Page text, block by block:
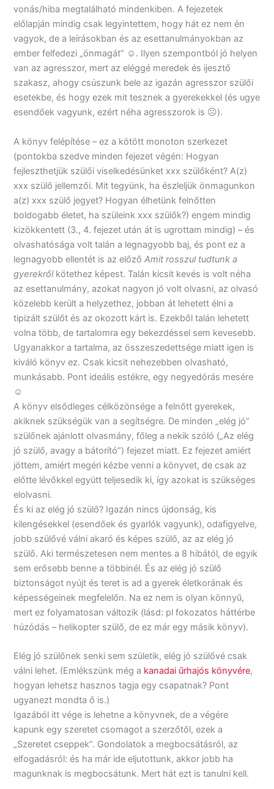
vonás/hiba megtalálható mindenkiben. A fejezetek
előlapján mindig csak legyintettem, hogy hát ez nem én
vagyok, de a leírásokban és az esettanulmányokban az
ember felfedezi „önmagát” ☺. Ilyen szempontból jó helyen
van az agresszor, mert az eléggé meredek és ijesztő
szakasz, ahogy csúszunk bele az igazán agresszor szülői
esetekbe, és hogy ezek mit tesznek a gyerekekkel (és ugye
esendőek vagyunk, ezért néha agresszorok is ☹).
A könyv felépítése – ez a kötött monoton szerkezet
(pontokba szedve minden fejezet végén: Hogyan
fejleszthetjük szülői viselkedésünket xxx szülőként? A(z)
xxx szülő jellemzői. Mit tegyünk, ha észleljük önmagunkon
a(z) xxx szülő jegyet? Hogyan élhetünk felnőtten
boldogabb életet, ha szüleink xxx szülők?) engem mindig
kizökkentett (3., 4. fejezet után át is ugrottam mindig) – és
olvashatósága volt talán a legnagyobb baj, és pont ez a
legnagyobb ellentét is az előzőAmit rosszul tudtunk a
gyerekrőlkötethez képest. Talán kicsit kevés is volt néha
az esettanulmány, azokat nagyon jó volt olvasni, az olvasó
közelebb került a helyzethez, jobban át lehetett élni a
tipizált szülőt és az okozott kárt is. Ezekből talán lehetett
volna több, de tartalomra egy bekezdéssel sem kevesebb.
Ugyanakkor a tartalma, az összeszedettsége miatt igen is
kiváló könyv ez. Csak kicsit nehezebben olvasható,
munkásabb. Pont ideális estékre, egy negyedórás mesére
☺
A könyv elsődleges célközönsége a felnőtt gyerekek,
akiknek szükségük van a segítségre. De minden „elég jó”
szülőnek ajánlott olvasmány, főleg a nekik szóló („Az elég
jó szülő, avagy a bátorító”) fejezet miatt. Ez fejezet amiért
jöttem, amiért megéri kézbe venni a könyvet, de csak az
előtte lévőkkel együtt teljesedik ki, így azokat is szükséges
elolvasni.
És ki az elég jó szülő? Igazán nincs újdonság, kis
kilengésekkel (esendőek és gyarlók vagyunk), odafigyelve,
jobb szülővé válni akaró és képes szülő, az az elég jó
szülő. Aki természetesen nem mentes a 8 hibától, de egyik
sem erősebb benne a többinél. És az elég jó szülő
biztonságot nyújt és teret is ad a gyerek életkorának és
képességeinek megfelelőn. Na ez nem is olyan könnyű,
mert ez folyamatosan változik (lásd: pl fokozatos háttérbe
húzódás – helikopter szülő, de ez már egy másik könyv).
Elég jó szülőnek senki sem születik, elég jó szülővé csak
válni lehet. (Emlékszünk még a kanadai űrhajós könyvére,
hogyan lehetsz hasznos tagja egy csapatnak? Pont
ugyanezt mondta ő is.)
Igazából itt vége is lehetne a könyvnek, de a végére
kapunk egy szeretet csomagot a szerzőtől, ezek a
„Szeretet cseppek”. Gondolatok a megbocsátásról, az
elfogadásról: és ha már ide eljutottunk, akkor jobb ha
magunknak is megbocsátunk. Mert hát ezt is tanulni kell.